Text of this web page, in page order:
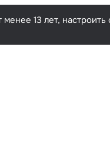
13 лет,